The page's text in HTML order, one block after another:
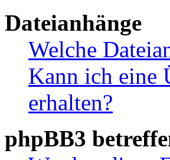
Dateianhänge
Welche
Kann ich eine
erhalten?
phpBB3